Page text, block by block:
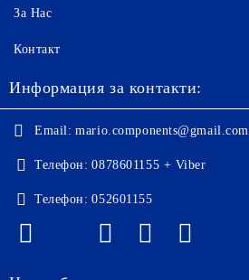
За Нас
Контакт
Информация за контакти:
Email: mario.components@gmail.com
Телефон: 0878601155 + Viber
Телефон: 052601155